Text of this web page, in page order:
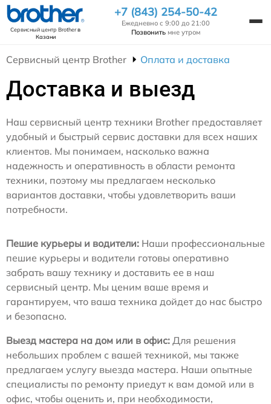
Сервисный центр Brotherв
Казани
+7 (843) 254-50-42
Ежедневно с 9:00 до 21:00
Позвонить мне утром
Сервисный центр Brother Оплата и доставка
Доставка и выезд
Наш сервисный центр техники Brother предоставляет
удобный и быстрый сервис доставки для всех наших
клиентов. Мы понимаем, насколько важна
надежность и оперативность в области ремонта
техники, поэтому мы предлагаем несколько
вариантов доставки, чтобы удовлетворить ваши
потребности.
Пешие курьеры и водители: Наши профессиональные
пешие курьеры и водители готовы оперативно
забрать вашу технику и доставить ее в наш
сервисный центр. Мы ценим ваше время и
гарантируем, что ваша техника дойдет до нас быстро
и безопасно.
Выезд мастера на дом или в офис: Для решения
небольших проблем с вашей техникой, мы также
предлагаем услугу выезда мастера. Наши опытные
специалисты по ремонту приедут к вам домой или в
офис, чтобы оценить и, при необходимости,